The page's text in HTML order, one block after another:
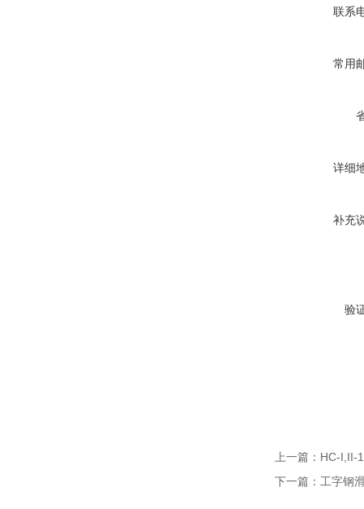
联系
常用
详细
补充
验
上一篇： HC-I,II-
下一篇： 工字钢